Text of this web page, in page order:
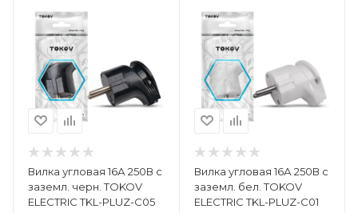
Вилка угловая 16А 250В с
заземл. черн. TOKOV
ELECTRIC TKL-PLUZ-C05
Вилка угловая 16А 250В с
заземл. бел. TOKOV
ELECTRIC TKL-PLUZ-C01